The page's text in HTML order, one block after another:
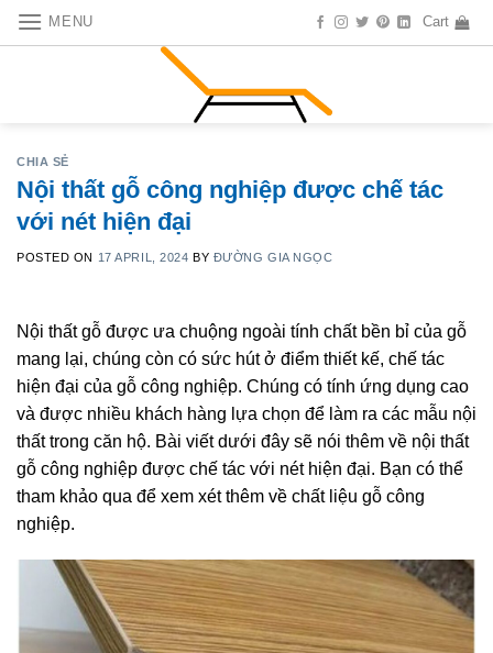
Skip
MENU Cart
CHIA SẺ
Nội thất gỗ công nghiệp được chế tác
với nét hiện đại
POSTED ON 17 APRIL, 2024 BY ĐƯỜNG GIA NGỌC
Nội thất gỗ được ưa chuộng ngoài tính chất bền bỉ của gỗ
mang lại, chúng còn có sức hút ở điểm thiết kế, chế tác
hiện đại của gỗ công nghiệp. Chúng có tính ứng dụng cao
và được nhiều khách hàng lựa chọn để làm ra các mẫu nội
thất trong căn hộ. Bài viết dưới đây sẽ nói thêm về nội thất
gỗ công nghiệp được chế tác với nét hiện đại. Bạn có thể
tham khảo qua để xem xét thêm về chất liệu gỗ công
nghiệp.